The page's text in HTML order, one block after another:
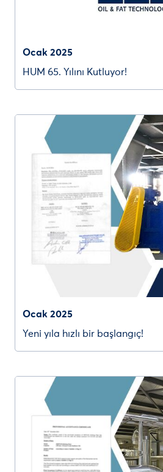
Ocak 2025
HUM 65. Yılını Kutluyor!
Ocak 2025
Yeni yıla hızlı bir başlangıç!